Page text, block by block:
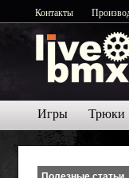
Контакты
Игры Трюки